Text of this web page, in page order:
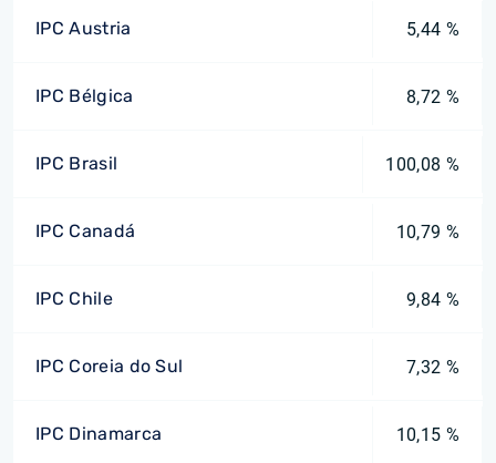
IPC Austria 5,44 %
IPC Bélgica 8,72 %
IPC Brasil 100,08 %
IPC Canadá 10,79 %
IPC Chile 9,84 %
IPC Coreia do Sul 7,32 %
IPC Dinamarca 10,15 %